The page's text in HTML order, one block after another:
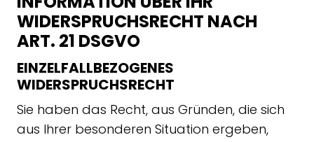
WIDERSPRUCHSRECHT NACH
ART. 21 DSGVO
EINZELFALLBEZOGENES
WIDERSPRUCHSRECHT
Sie haben das Recht, aus Gründen, die sich
aus Ihrer besonderen Situation ergeben,